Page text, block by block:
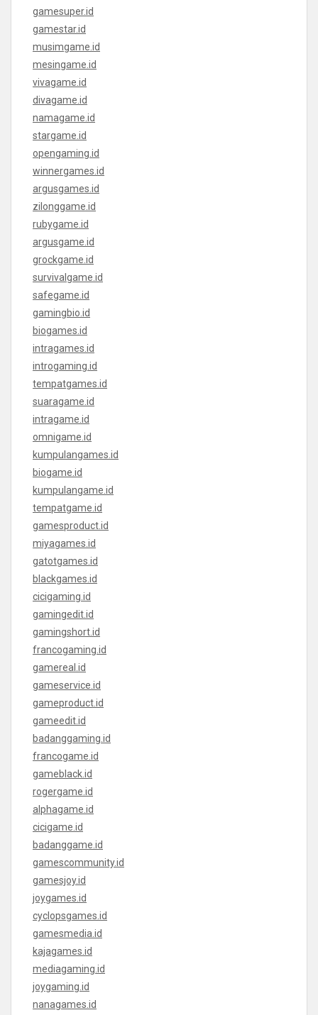
gamesuper.id
gamestar.id
musimgame.id
mesingame.id
vivagame.id
divagame.id
namagame.id
stargame.id
opengaming.id
winnergames.id
argusgames.id
zilonggame.id
rubygame.id
argusgame.id
grockgame.id
survivalgame.id
safegame.id
gamingbio.id
biogames.id
intragames.id
introgaming.id
tempatgames.id
suaragame.id
intragame.id
omnigame.id
kumpulangames.id
biogame.id
kumpulangame.id
tempatgame.id
gamesproduct.id
miyagames.id
gatotgames.id
blackgames.id
cicigaming.id
gamingedit.id
gamingshort.id
francogaming.id
gamereal.id
gameservice.id
gameproduct.id
gameedit.id
badanggaming.id
francogame.id
gameblack.id
rogergame.id
alphagame.id
cicigame.id
badanggame.id
gamescommunity.id
gamesjoy.id
joygames.id
cyclopsgames.id
gamesmedia.id
kajagames.id
mediagaming.id
joygaming.id
nanagames.id